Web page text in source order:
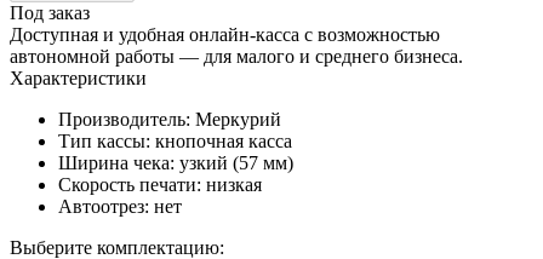
Под заказ
Доступная и удобная онлайн-касса с возможностью
автономной работы — для малого и среднего бизнеса.
Характеристики
Производитель: Меркурий
Тип кассы: кнопочная касса
Ширина чека: узкий (57 мм)
Скорость печати: низкая
Автоотрез: нет
Выберите комплектацию: